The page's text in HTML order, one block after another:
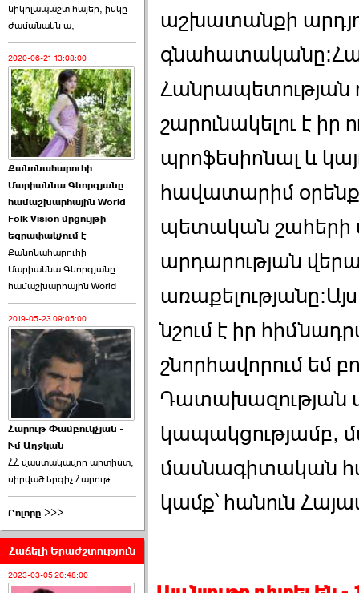
Պաշտոնակռիվը սկսված
է. «Հրապարակ» ›››
2026-06-25 17:13:00
ԱԺ նախագահի
թեկնածու է ընտրվել
Ռուբեն Ռուբինյանը ›››
2026-06-23 21:28:00
«Ժողովուրդ»-ը
հերթական ›››
2026-06-21 23:00:00
armlur.ՔՊ-ի ներսում
սպասում են ›››
նիկոլապաշտ հայեր, իսկը
ժամանակն ա,
2020-06-21 13:08:00
Քանոնահարուհի
Մարիաննա Գևորգյանը
համաշխարհային World
Folk Vision մրցույթի
եզրափակչում է
Քանոնահարուհի
Մարիաննա Գևորգյանը
համաշխարհային World
2019-05-23 09:05:00
Հարութ Փամբուկչյան -
Ւմ Աղջկան
ՀՀ վաստակավոր արտիստ,
սիրված երգիչ Հարութ
Բոլորը >>>
Հաճելի Երաժշտություն
2023-03-05 20:48:00
աշխատանքի
Հանրապետության
շարունակելու է իր
պրոֆեսիոնալ և
հավատարիմ
պետական շահերի
արդարության
նշում է իր
շնորհավորում եմ
Դատախազության
կապակցությամբ,
մասնագիտական
կամք՝ հանուն